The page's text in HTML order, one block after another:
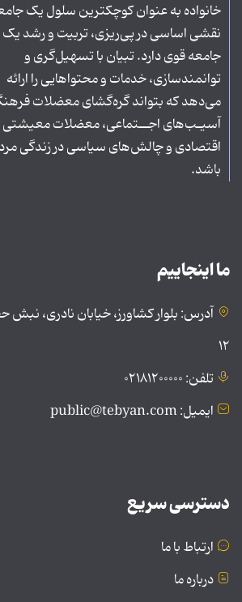
خانواده به عنوان کوچکترین سلول یک
نقشی اساسی در پی‌ریزی، تربیت و رشد یک
جامعه قوی دارد. تبیان با تسهیل‌گری و
توانمندسازی، خدمات و محتواهایی را ارائه
می‌دهد که بتواند گره‌گشای معضلات
آسیـب‌های اجــتماعی، معضلات معیشتی
اقتصادی و چالش‌های سیاسی در زندگی
باشد.
ما اینجاییم
آدرس: بلوار کشاورز، خیابان نادری،
۱۲
تلفن: ۰۲۱۸۱۲۰۰۰۰۰
ایمیل: public@tebyan.com
دسترسی سریع
ارتباط با ما
درباره ما